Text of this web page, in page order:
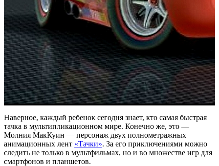
Наверное, каждый ребенок сегодня знает, кто самая быстрая
тачка в мультипликационном мире. Конечно же, это —
Молния МакКуин — персонаж двух полнометражных
анимационных лент «Тачки». За его приключениями можно
следить не только в мультфильмах, но и во множестве игр для
смартфонов и планшетов.